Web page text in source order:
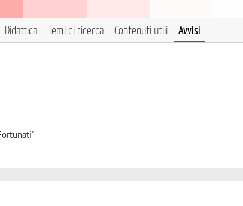
Didattica Temi di ricerca Contenuti utili Avvisi